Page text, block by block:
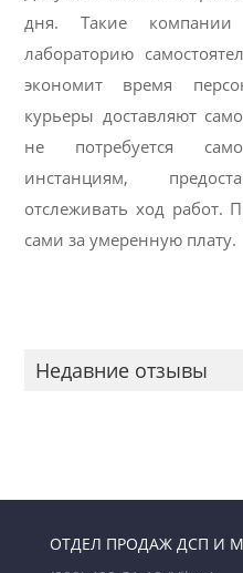
дня. Такие
лабораторию
экономит время
курьеры доставляют
не потребуется
инстанциям,
отслеживать ход работ.
сами за умеренную плату.
Недавние отзывы
ОТДЕЛ ПРОДАЖ ДСП И